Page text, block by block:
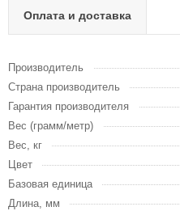
Оплата и доставка
Производитель
Страна производитель
Гарантия производителя
Вес (грамм/метр)
Вес, кг
Цвет
Базовая единица
Длина, мм